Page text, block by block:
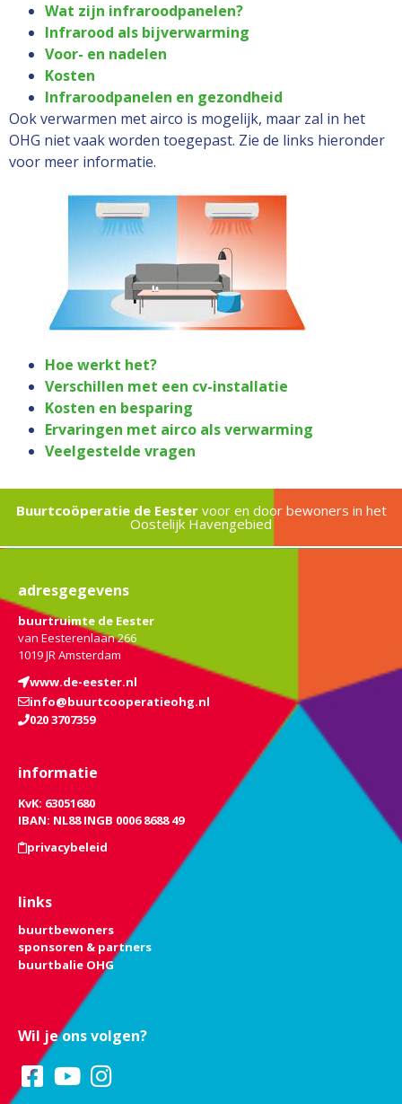
Wat zijn infraroodpanelen?
Infrarood als bijverwarming
Voor- en nadelen
Kosten
Infraroodpanelen en gezondheid
Ook verwarmen met airco is mogelijk, maar zal in het
OHG niet vaak worden toegepast. Zie de links hieronder
voor meer informatie.
Hoe werkt het?
Verschillen met een cv-installatie
Kosten en besparing
Ervaringen met airco als verwarming
Veelgestelde vragen
Buurtcoöperatie de Eestervoor en door bewoners in het
Oostelijk Havengebied
adresgegevens
buurtruimte de Eester
van Eesterenlaan 266
1019 JR Amsterdam
www.de-eester.nl
info@buurtcooperatieohg.nl
020 3707359
informatie
KvK: 63051680
IBAN: NL88 INGB 0006 8688 49
privacybeleid
links
buurtbewoners
sponsoren & partners
buurtbalie OHG
Wil je ons volgen?